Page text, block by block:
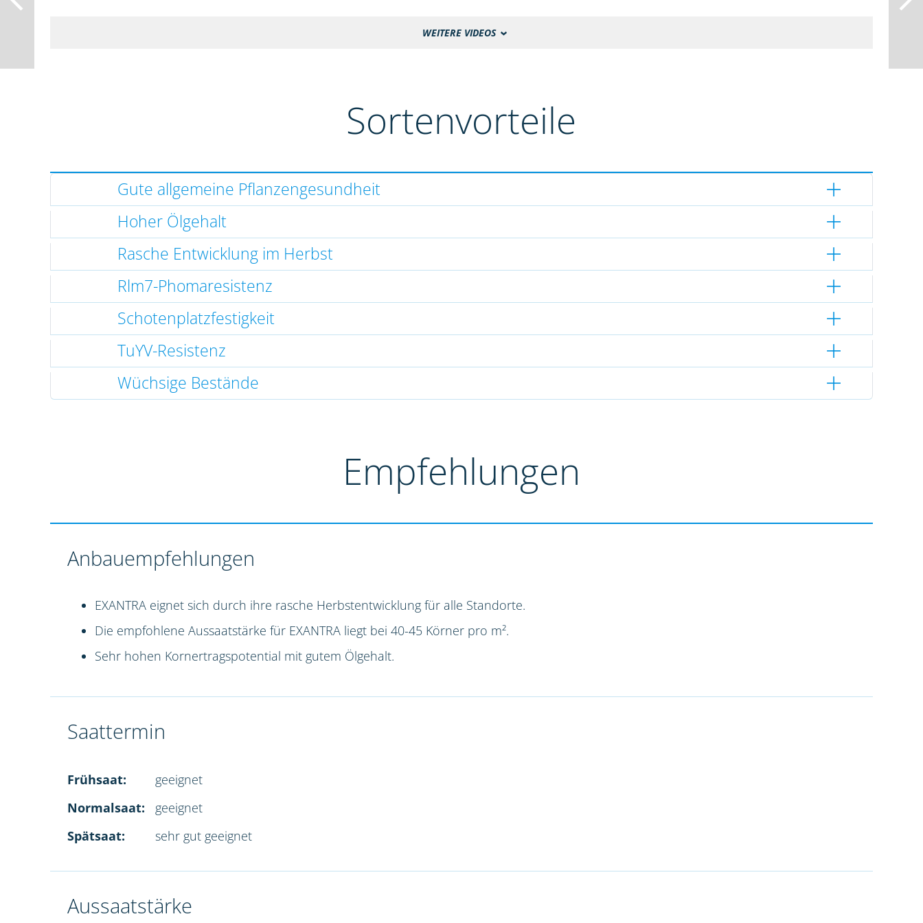
WEITERE VIDEOS
Sortenvorteile
Gute allgemeine Pflanzengesundheit
Hoher Ölgehalt
Rasche Entwicklung im Herbst
Rlm7-Phomaresistenz
Schotenplatzfestigkeit
TuYV-Resistenz
Wüchsige Bestände
Empfehlungen
Anbauempfehlungen
EXANTRA eignet sich durch ihre rasche Herbstentwicklung für alle Standorte.
Die empfohlene Aussaatstärke für EXANTRA liegt bei 40-45 Körner pro m².
Sehr hohen Kornertragspotential mit gutem Ölgehalt.
Saattermin
Frühsaat:
geeignet
Normalsaat:
geeignet
Spätsaat:
sehr gut geeignet
Aussaatstärke